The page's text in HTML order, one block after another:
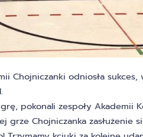
Chojniczanki odniosła
pokonali zespoły Akademii
Chojniczanka zasłużenie